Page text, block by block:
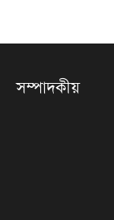
সম্পাদকীয়